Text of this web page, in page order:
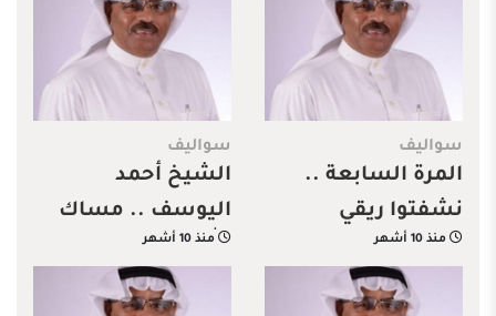
سواليف
المرة السابعة ..
نشفتوا ريقي
منذ 10 أشهر
سواليف
الشيخ أحمد
اليوسف .. مساك
الله بالخير
منذ 10 أشهر